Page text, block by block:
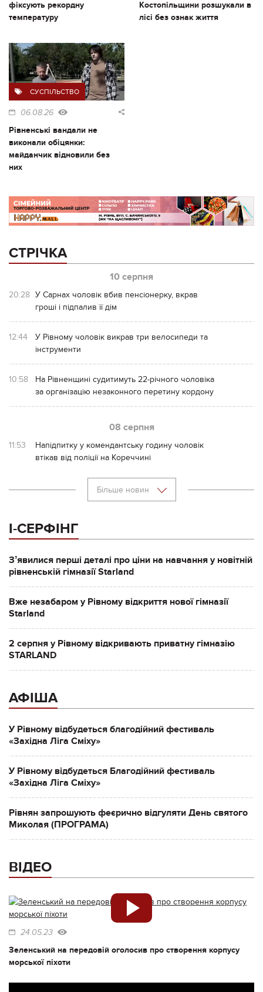
фіксують рекордну
температуру
Костопільщини розшукали в
лісі без ознак життя
СУСПІЛЬСТВО
06.08.26
Рівненські вандали не
виконали обіцянки:
майданчик відновили без
них
СТРІЧКА
10 серпня
20:28 У Сарнах чоловік вбив пенсіонерку, вкрав
гроші і підпалив її дім
12:44
У Рівному чоловік викрав три велосипеди та
інструменти
10:58
На Рівненщині судитимуть 22-річного чоловіка
за організацію незаконного перетину кордону
08 серпня
11:53
Напідпитку у комендантську годину чоловік
втікав від поліції на Кореччині
Більше новин
І-СЕРФІНГ
Зʼявилися перші деталі про ціни на навчання у новітній
рівненській гімназії Starland
Вже незабаром у Рівному відкриття нової гімназії
Starland
2 серпня у Рівному відкривають приватну гімназію
STARLAND
АФІША
У Рівному відбудеться благодійний фестиваль
«Західна Ліга Сміху»
У Рівному відбудеться Благодійний фестиваль
«Західна Ліга Сміху»
Рівнян запрошують феєрично відгуляти День святого
Миколая (ПРОГРАМА)
ВІДЕО
24.05.23
Зеленський на передовій оголосив про створення корпусу
морської піхоти